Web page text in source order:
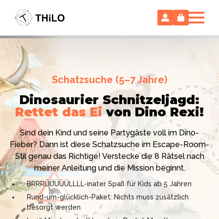
Hollywood-Action im
Kinderzimmer – ohne
Vorbereitungsstress!
Ich bin THiLO, "Dein SPIEGEL"-Bestseller-Autor und
TV-Profi (ZDF "1, 2 oder 3"). Entdecke jetzt meine
Schatzsuchen und Escape Rooms zum Sofort-
Download. Und natürlich meine Ebooks.
Schatzsuche (5–7 Jahre)
Dinosaurier Schnitzeljagd:
Rettet das Ei von Dino Rexi!
Sind dein Kind und seine Partygäste voll im Dino-
Fieber? Dann ist diese Schatzsuche im Escape-Room-
Stil genau das Richtige! Verstecke die 8 Rätsel nach
meiner Anleitung und die Mission beginnt.
BRRRÜÜÜÜÜLLLL-inater Spaß für Kids ab 5 Jahren
Rund-um-glücklich-Paket: Nichts muss zusätzlich
besorgt werden
Escape Room (ab 8 oder 12 Jahre)
Locked-up Agents: Im Labor
des Virologen
Das gab es noch nie: Verwandele dein Zuhause in ein
High-Tech Labor! Unser 24-seitiges PDF enthält alles:
Mission, Agentenausweise, Rätsel und Requisiten.
Knackt den Fall in 90 Minuten!
Kniffliger Rätselspaß für 2 bis 6 Spieler (8 - 11 oder 12–
99 Jahre)
Professionelles PDF: Agentenausweise & Schilder
inklusive